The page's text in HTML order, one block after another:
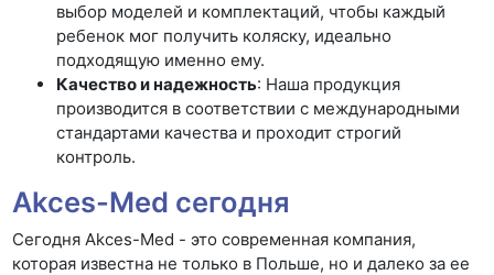
выбор моделей и комплектаций, чтобы каждый
ребенок мог получить коляску, идеально
подходящую именно ему.
Качество и надежность: Наша продукция
производится в соответствии с международными
стандартами качества и проходит строгий
контроль.
Akces-Med сегодня
Сегодня Akces-Med - это современная компания,
которая известна не только в Польше, но и далеко за ее